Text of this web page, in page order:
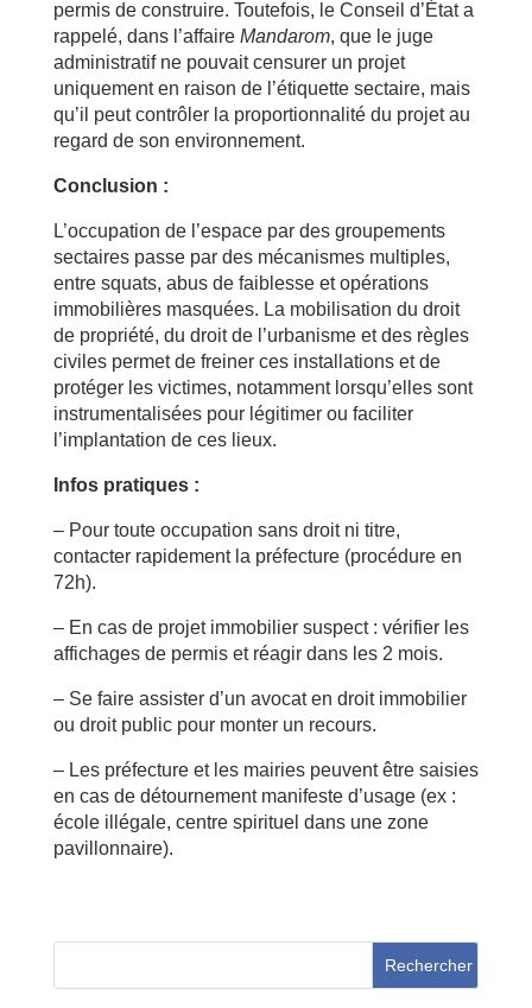
permis de construire. Toutefois, le Conseil d’État a
rappelé, dans l’affaire Mandarom, que le juge
administratif ne pouvait censurer un projet
uniquement en raison de l’étiquette sectaire, mais
qu’il peut contrôler la proportionnalité du projet au
regard de son environnement.
Conclusion :
L’occupation de l’espace par des groupements
sectaires passe par des mécanismes multiples,
entre squats, abus de faiblesse et opérations
immobilières masquées. La mobilisation du droit
de propriété, du droit de l’urbanisme et des règles
civiles permet de freiner ces installations et de
protéger les victimes, notamment lorsqu’elles sont
instrumentalisées pour légitimer ou faciliter
l’implantation de ces lieux.
Infos pratiques :
– Pour toute occupation sans droit ni titre,
contacter rapidement la préfecture (procédure en
72h).
– En cas de projet immobilier suspect : vérifier les
affichages de permis et réagir dans les 2 mois.
– Se faire assister d’un avocat en droit immobilier
ou droit public pour monter un recours.
– Les préfecture et les mairies peuvent être saisies
en cas de détournement manifeste d’usage (ex :
école illégale, centre spirituel dans une zone
pavillonnaire).